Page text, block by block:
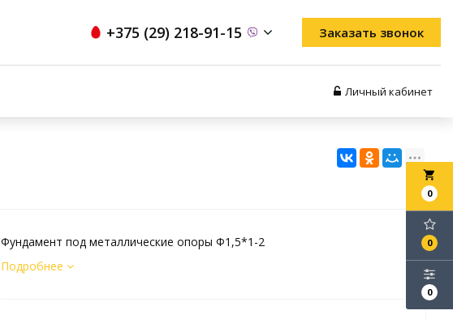
+375 (29) 218-91-15 Заказать звонок
Личный кабинет
local_grocery_store
0
0
0
Фундамент под металлические опоры Ф1,5*1-2
Подробнее